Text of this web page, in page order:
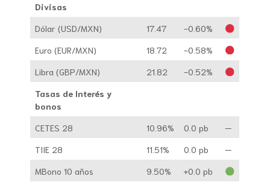
Divisas
Dólar (USD/MXN)
17.47
-0.60%
Euro (EUR/MXN)
18.72
-0.58%
Libra (GBP/MXN)
21.82
-0.52%
Tasas de Interés y
bonos
CETES 28
10.96% 0.0 pb
—
TIIE 28
11.51% 0.0 pb
—
MBono 10 años
9.50%
+0.0 pb